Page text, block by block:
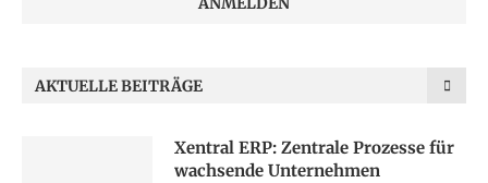
AKTUELLE BEITRÄGE
Xentral ERP: Zentrale Prozesse für
wachsende Unternehmen